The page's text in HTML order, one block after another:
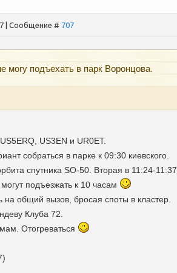
| Сообщение # 707
могу подъехать в парк Воронцова.
US3EN и UR0ET.
собраться в парке к 09:30 киевского.
спутника SO-50. Вторая в 11:24-11:37.
подъезжать к 10 часам
общий вызов, бросая споты в кластер.
Клуба 72.
Отогреваться